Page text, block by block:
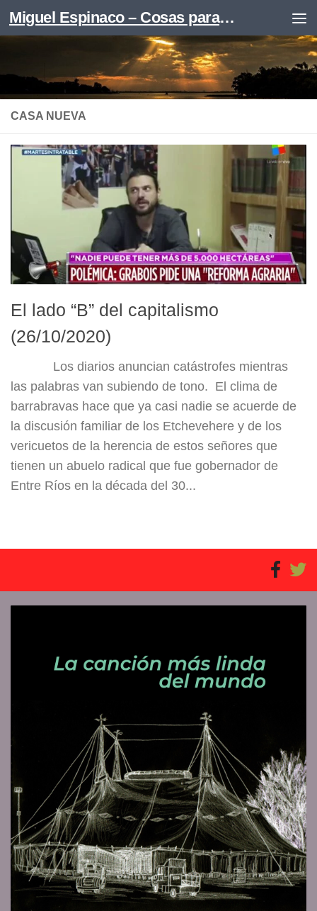
Skip to content Miguel Espinaco – Cosas para leer
CASA NUEVA
El lado “B” del capitalismo
(26/10/2020)
Los diarios anuncian catástrofes mientras
las palabras van subiendo de tono. El clima de
barrabravas hace que ya casi nadie se acuerde de
la discusión familiar de los Etchevehere y de los
vericuetos de la herencia de estos señores que
tienen un abuelo radical que fue gobernador de
Entre Ríos en la década del 30...